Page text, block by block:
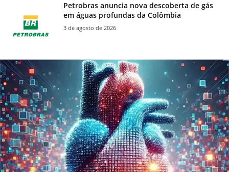
Petrobras anuncia nova descoberta de gás
em águas profundas da Colômbia
3 de agosto de 2026